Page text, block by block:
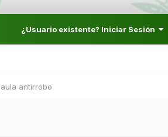
¿Usuario existente? Iniciar Sesión
antirrobo